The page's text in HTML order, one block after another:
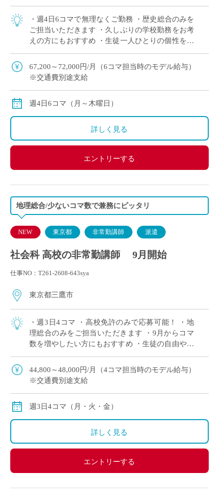
・週4日6コマで無理なくご勤務 ・歴史総合のみを
ご担当いただきます ・久しぶりの学校勤務をお考
えの方にもおすすめ ・生徒一人ひとりの個性を大
授業をしたい方におすすめ
67,200～72,000円/月（6コマ担当時のモデル給与）
※交通費別途支給
週4日6コマ（月～木曜日）
詳しく見る
エントリーする
地理総合/少ないコマ数で兼務にピッタリ
NEW 東京都 非常勤講師 派遣
社会科 高校の非常勤講師 9月開始
仕事NO：T261-2608-643sya
東京都三鷹市
・週3日4コマ ・高校免許のみで応募可能！ ・地
理総合のみをご担当いただきます ・9月からコマ
数を増やしたい方にもおすすめ ・生徒の自由や個
44,800～48,000円/月（4コマ担当時のモデル給与）
※交通費別途支給
週3日4コマ（月・火・金）
詳しく見る
エントリーする